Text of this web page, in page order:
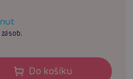
Do košíku